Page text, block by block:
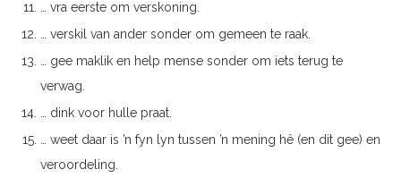
… vra eerste om verskoning.
… verskil van ander sonder om gemeen te raak.
… gee maklik en help mense sonder om iets terug te
verwag.
… dink voor hulle praat.
… weet daar is ’n fyn lyn tussen ’n mening hê (en dit gee) en
veroordeling.